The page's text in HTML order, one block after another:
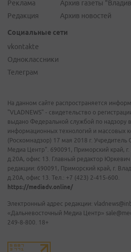
Реклама
Редакция
Архив газеты
Архив новостей
Социальные сети
vkontakte
Одноклассники
Телеграм
На данном сайте распространяется
"VLADNEWS" - свидетельство о
выдано Федеральной службой по надзору
информационных технологий и массовых
(Роскомнадзор) 17 мая 2018 г.
Медиа Центр". 690091, Приморский край, г.
д.20А, офис 13. Главный редактор
редакции: 690091, Приморский край, г.
д.20А, офис 13. Тел.: +7 (423) 2-415-600.
https://mediadv.online/
Электронный адрес редакции:
«Дальневосточный Медиа Центр»
249-8-800. 18+